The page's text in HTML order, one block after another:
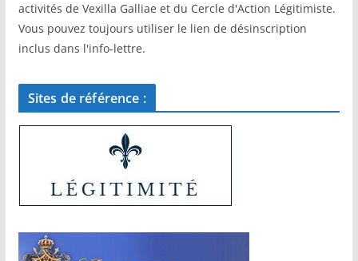
activités de Vexilla Galliae et du Cercle d'Action Légitimiste.
Vous pouvez toujours utiliser le lien de désinscription
inclus dans l'info-lettre.
Sites de référence :